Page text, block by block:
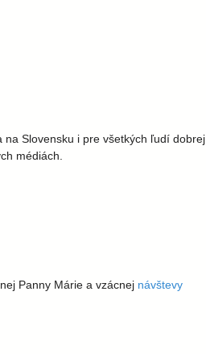
Slovensku i pre všetkých ľudí dobrej
médiách.
Panny Márie a vzácnej návštevy